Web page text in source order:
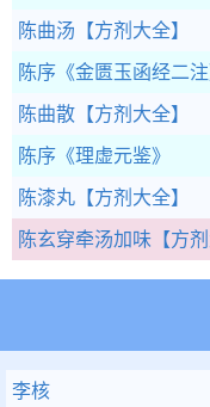
陈曲汤 【方剂大全】
陈序 《金匮玉函经二注
陈曲散 【方剂大全】
陈序 《理虚元鉴》
陈漆丸 【方剂大全】
陈玄穿牵汤加味 【方
李核